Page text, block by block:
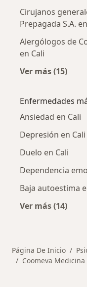
Cirujanos
Prepagada S.A.
Alergólogos de
en Cali
Ver más (15)
Enfermedades
Ansiedad en Cali
Depresión en Cali
Duelo en Cali
Dependencia
Baja autoestima
Ver más (14)
Página De Inicio
Coomeva